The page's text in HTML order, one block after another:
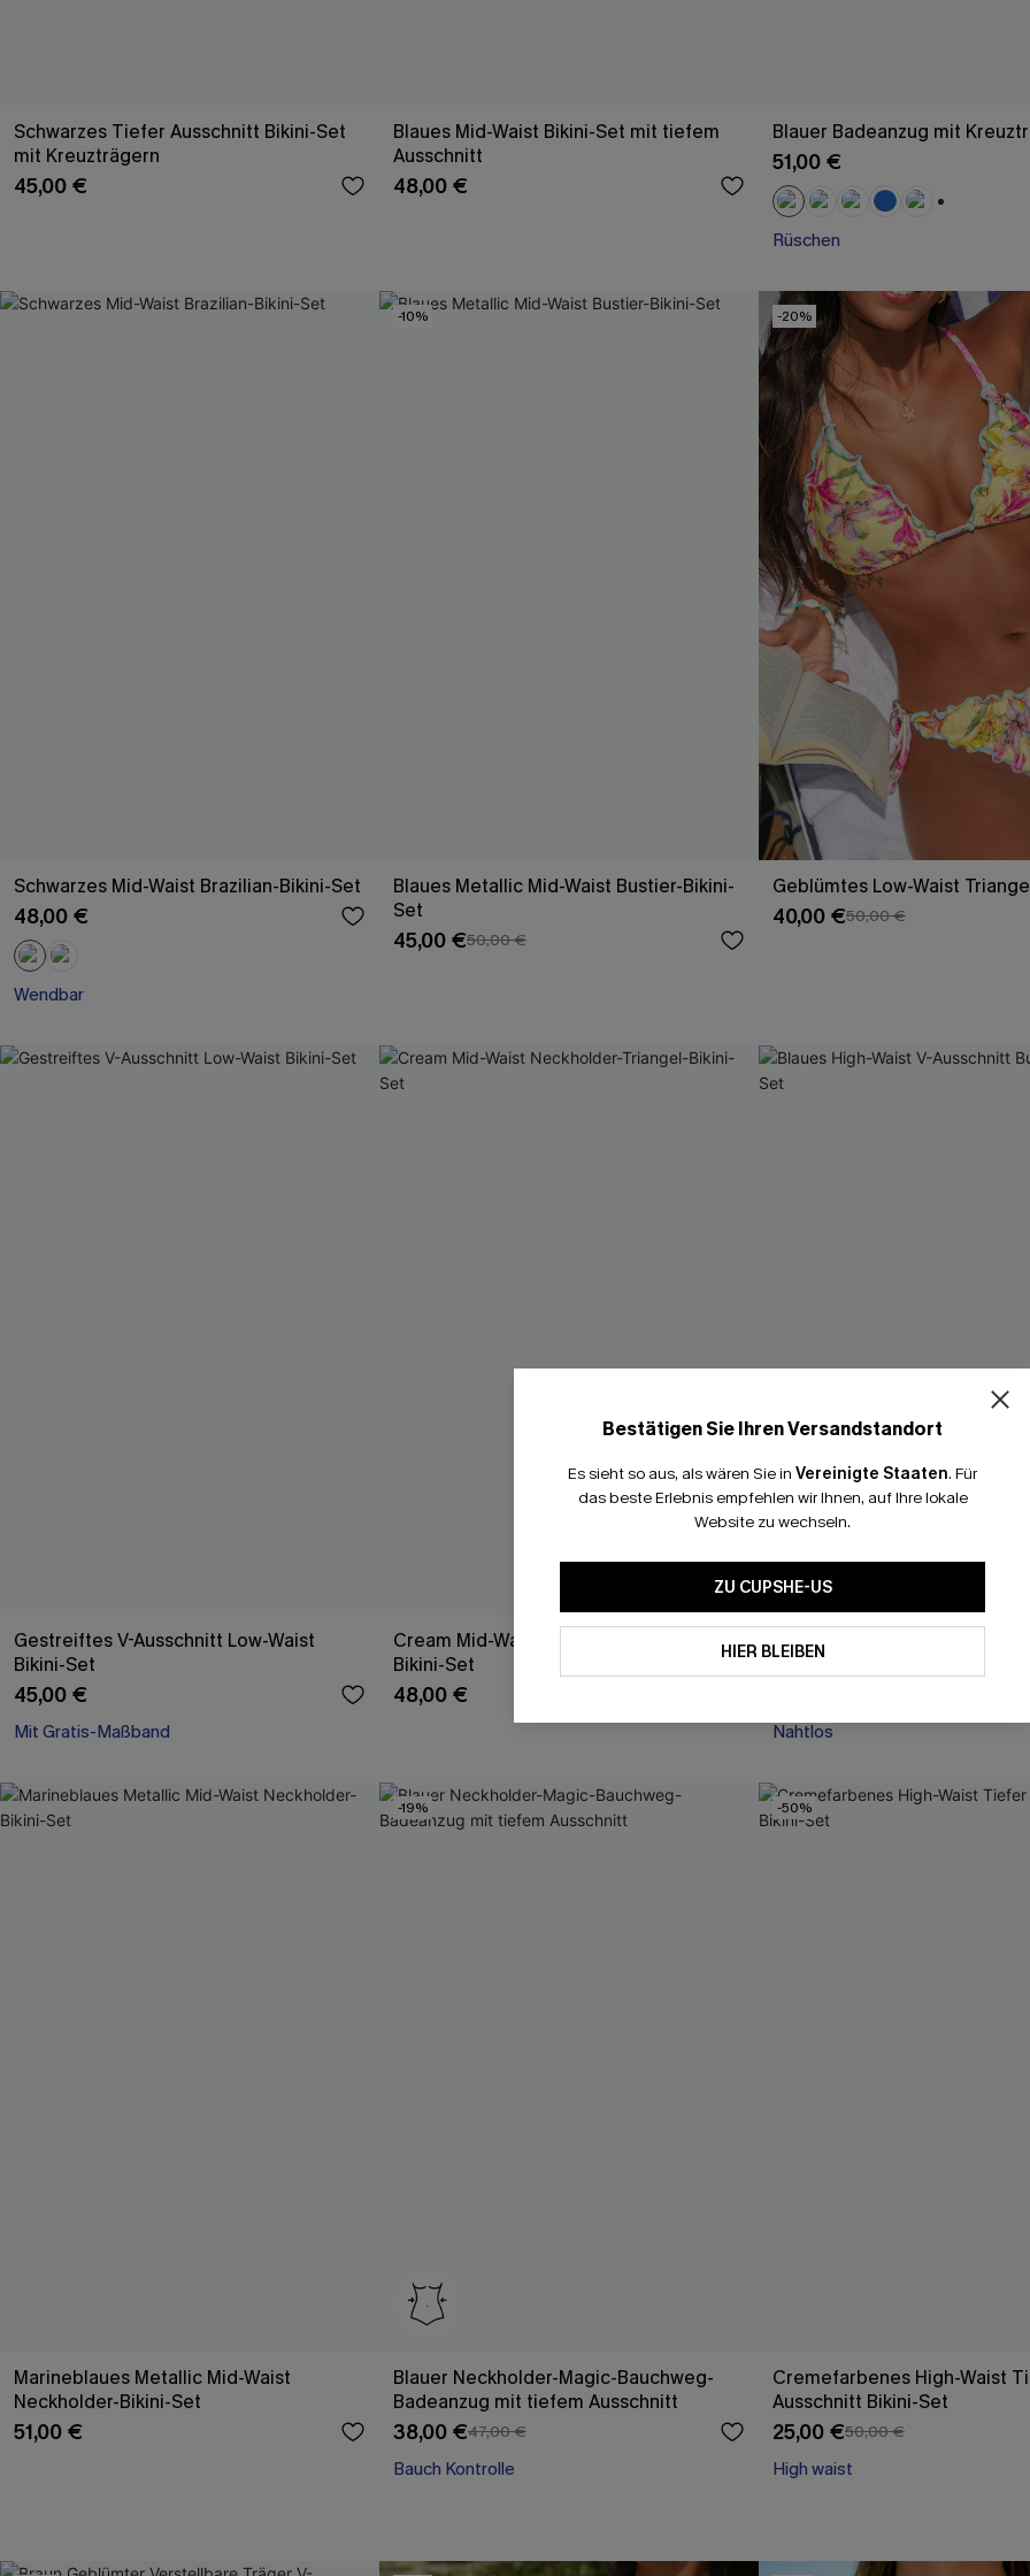
Schwarzes Tiefer Ausschnitt Bikini-Set
mit Kreuzträgern
45,00 €
Blaues Mid-Waist Bikini-Set mit tiefem
Ausschnitt
48,00 €
Blauer Badeanzug mit
51,00 €
Rüschen
Schwarzes Mid-Waist Brazilian-Bikini-Set
48,00 €
Wendbar
-10%
Blaues Metallic Mid-Waist Bustier-Bikini-
Set
45,00 €50,00 €
-20%
Geblümtes Low-Waist
40,00 €50,00 €
Gestreiftes V-Ausschnitt Low-Waist
Bikini-Set
45,00 €
Mit Gratis-Maßband
Cream Mid-Waist Neckholder-Triangel-
Bikini-Set
48,00 €
Blaues High-Waist V-
Bikini-Set
Nahtlos
Marineblaues Metallic Mid-Waist
Neckholder-Bikini-Set
51,00 €
-19%
Blauer Neckholder-Magic-Bauchweg-
Badeanzug mit tiefem Ausschnitt
38,00 €47,00 €
Bauch Kontrolle
-50%
Cremefarbenes High-Waist
Ausschnitt Bikini-Set
25,00 €50,00 €
High waist
Bestätigen Sie Ihren Versandstandort
Es sieht so aus, als wären Sie in Vereinigte Staaten. Für
das beste Erlebnis empfehlen wir Ihnen, auf Ihre lokale
Website zu wechseln.
ZU CUPSHE-US
HIER BLEIBEN